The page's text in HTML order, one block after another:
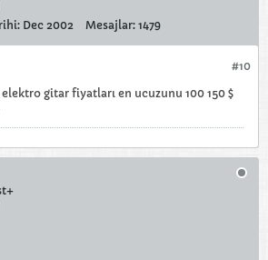
Dec 2002 Mesajlar: 1479
#10
gitar fiyatları en ucuzunu 100 150 $